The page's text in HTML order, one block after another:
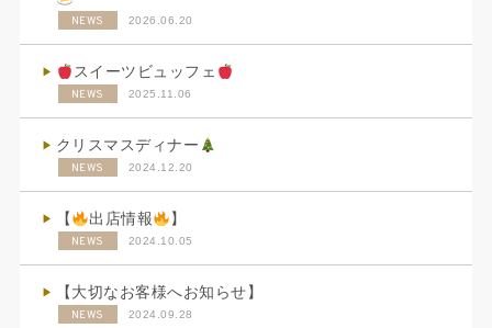
NEWS 2026.06.20
スイーツビュッフェ
NEWS 2025.11.06
クリスマスディナー
NEWS 2024.12.20
【 出店情報 】
NEWS 2024.10.05
【大切なお客様へお知らせ】
NEWS 2024.09.28